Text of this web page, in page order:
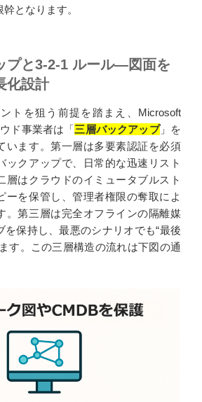
幹となります。
プと3-2-1 ルール—図面を
化設計
トを狙う前提を踏まえ、Microsoft
ド事業者は「三層バックアップ」を
います。第一層は多要素認証を必須
ックアップで、日常的な迅速リスト
層はクラウドのイミュータブルスト
ーを保管し、管理者権限の奪取によ
。第三層は完全オフラインの隔離媒
を保持し、最悪のシナリオでも“最後
す。この三層構造の流れは下図の通